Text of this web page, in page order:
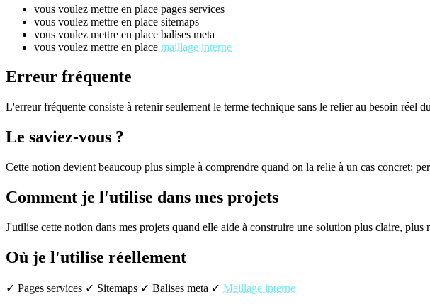
vous voulez mettre en place pages services
vous voulez mettre en place sitemaps
vous voulez mettre en place balises meta
vous voulez mettre en place maillage interne
Erreur fréquente
L'erreur fréquente consiste à retenir seulement le terme technique sans le relier au besoin réel
Le saviez-vous ?
Cette notion devient beaucoup plus simple à comprendre quand on la relie à un cas concret:
Comment je l'utilise dans mes projets
J'utilise cette notion dans mes projets quand elle aide à construire une solution plus claire, plus
Où je l'utilise réellement
✓ Pages services ✓ Sitemaps ✓ Balises meta ✓ Maillage interne